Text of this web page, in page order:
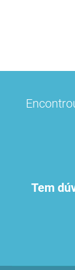
paracetamol
contraceção
Tem